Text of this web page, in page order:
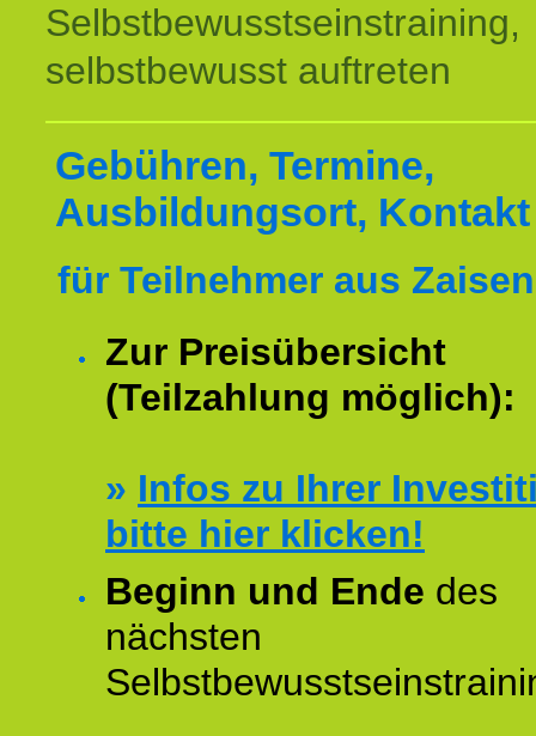
Selbstbewusstseinstraining,
selbstbewusst auftreten
Gebühren, Termine,
Ausbildungsort, Kontakt
für Teilnehmer aus
Zur Preisübersicht
(Teilzahlung möglich):
» Infos zu Ihrer
bitte hier klicken!
Beginn und Ende des
nächsten